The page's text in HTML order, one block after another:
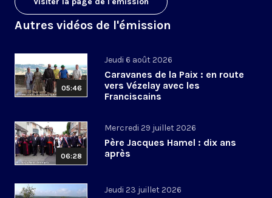
Autres vidéos de l'émission
05:46
Jeudi 6 août 2026
Caravanes de la Paix : en route
vers Vézelay avec les
Franciscains
06:28
Mercredi 29 juillet 2026
Père Jacques Hamel : dix ans
après
Jeudi 23 juillet 2026